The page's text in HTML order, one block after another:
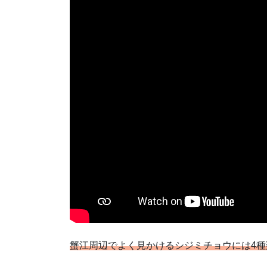
蟹江周辺でよく見かけるシジミチョウには4